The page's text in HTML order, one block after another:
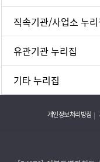
직속기관/사업소 누리
유관기관 누리집
기타 누리집
개인정보처리방침